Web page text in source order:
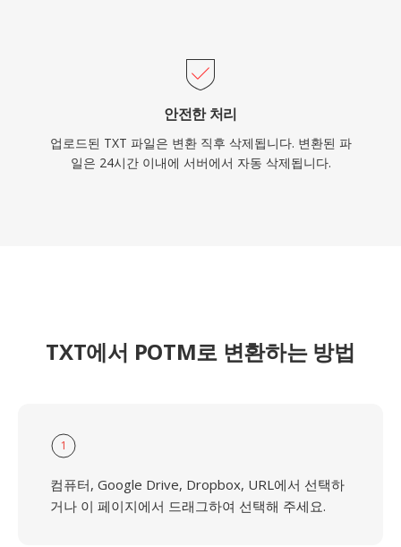
안전한 처리
업로드된 TXT 파일은 변환 직후 삭제됩니다. 변환된 파
일은 24시간 이내에 서버에서 자동 삭제됩니다.
TXT에서 POTM로 변환하는 방법
1
컴퓨터, Google Drive, Dropbox, URL에서 선택하
거나 이 페이지에서 드래그하여 선택해 주세요.